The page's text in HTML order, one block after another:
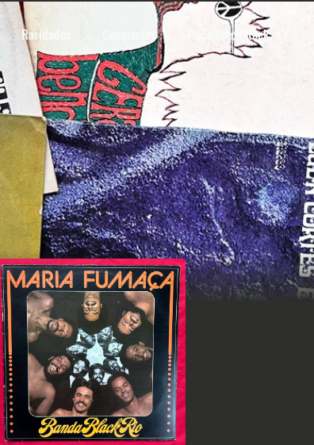
Raridades Compactos Psicodélico Rock